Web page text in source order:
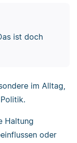
ist doch
im Alltag,
Haltung
oder